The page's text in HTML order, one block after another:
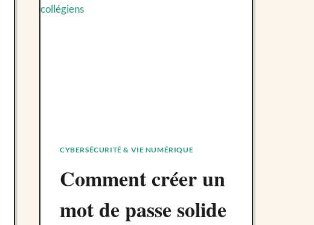
CYBERSÉCURITÉ & VIE NUMÉRIQUE
Comment créer un
mot de passe solide